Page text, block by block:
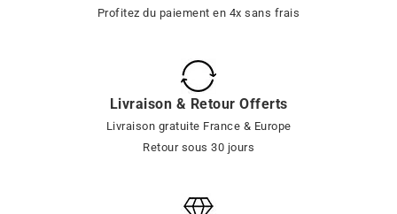
Profitez du paiement en 4x sans frais
Livraison & Retour Offerts
Livraison gratuite France & Europe
Retour sous 30 jours